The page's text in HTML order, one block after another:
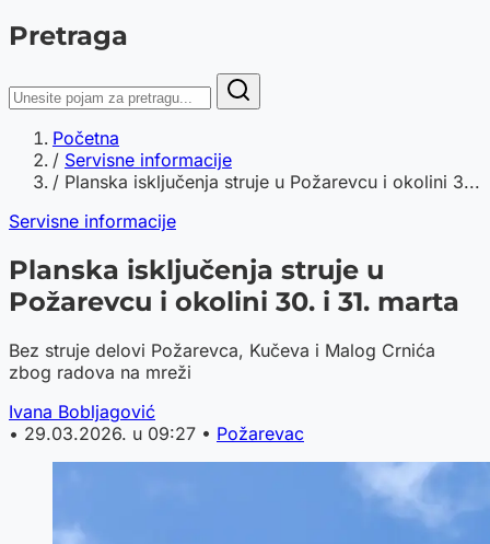
Pretraga
Početna
/ Servisne informacije
/ Planska isključenja struje u Požarevcu i okolini 3...
Servisne informacije
Planska isključenja struje u
Požarevcu i okolini 30. i 31. marta
Bez struje delovi Požarevca, Kučeva i Malog Crnića
zbog radova na mreži
Ivana Bobljagović
• 29.03.2026. u 09:27 • Požarevac